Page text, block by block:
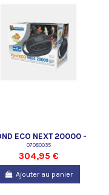
ECO NEXT 20000 -
SUPERFISH
07080035
304,95 €
Ajouter au panier